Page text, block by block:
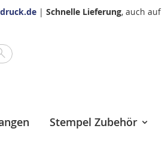
| Schnelle Lieferung, auch auf
Search
Stempel Zubehör